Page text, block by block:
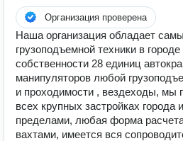
Организация проверена
Наша организация обладает
грузоподъемной техники в
собственности 28 единиц
манипуляторов любой
и проходимости , вездеходы, мы
всех крупных застройках города
пределами, любая форма
вахтами, имеется вся